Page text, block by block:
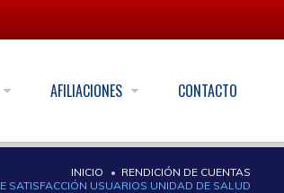
AFILIACIONES CONTACTO
INICIO
RENDICIÓN DE CUENTAS
SATISFACCIÓN USUARIOS UNIDAD DE SALUD